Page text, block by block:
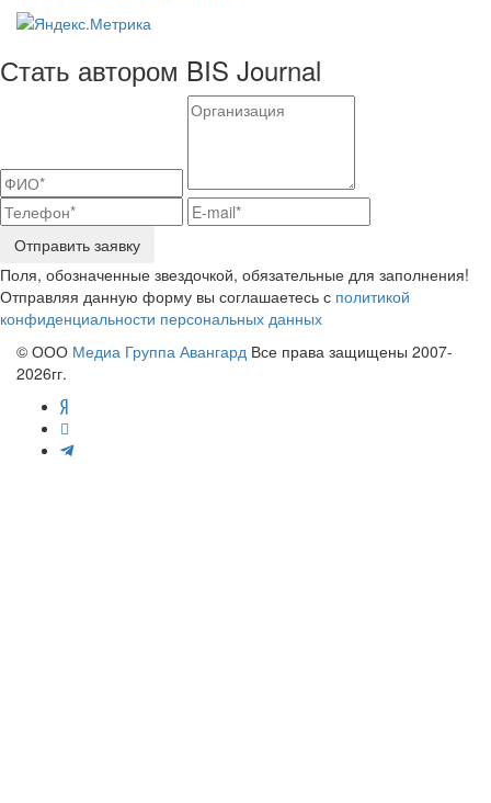
Стать автором BIS Journal
Отправить заявку
Поля, обозначенные звездочкой, обязательные для заполнения!
Отправляя данную форму вы соглашаетесь с политикой
конфиденциальности персональных данных
© ООО Медиа Группа Авангард Все права защищены 2007-
2026гг.